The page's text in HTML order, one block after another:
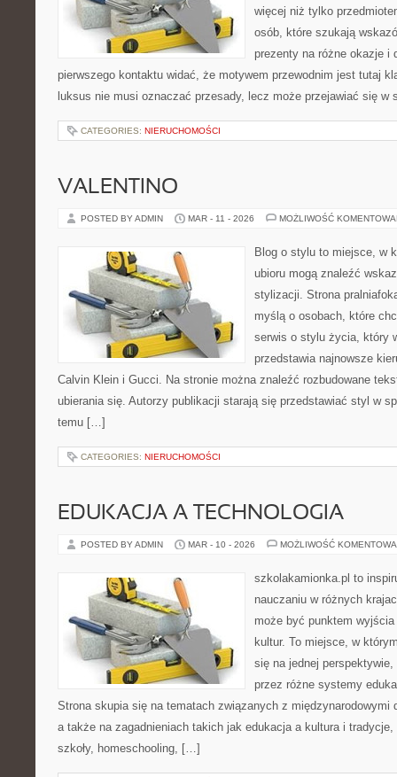
więcej niż tylko
osób, które szukają
prezenty na różne okazje i
pierwszego kontaktu widać, że motywem przewodnim jest tutaj
luksus nie musi oznaczać przesady, lecz może przejawiać się
CATEGORIES: NIERUCHOMOŚCI
VALENTINO
POSTED BY ADMIN MAR - 11 - 2026 MOŻLIWOŚĆ
Blog o stylu to miejsce, w
ubioru mogą znaleźć
stylizacji. Strona
myślą o osobach, które
serwis o stylu życia, który
przedstawia najnowsze
Calvin Klein i Gucci. Na stronie można znaleźć rozbudowane
ubierania się. Autorzy publikacji starają się przedstawiać styl w
temu […]
CATEGORIES: NIERUCHOMOŚCI
EDUKACJA A TECHNOLOGIA
POSTED BY ADMIN MAR - 10 - 2026 MOŻLIWOŚĆ
szkolakamionka.pl to
nauczaniu w różnych
może być punktem
kultur. To miejsce, w
się na jednej
przez różne systemy
Strona skupia się na tematach związanych z międzynarodowymi
a także na zagadnieniach takich jak edukacja a kultura i
szkoły, homeschooling, […]